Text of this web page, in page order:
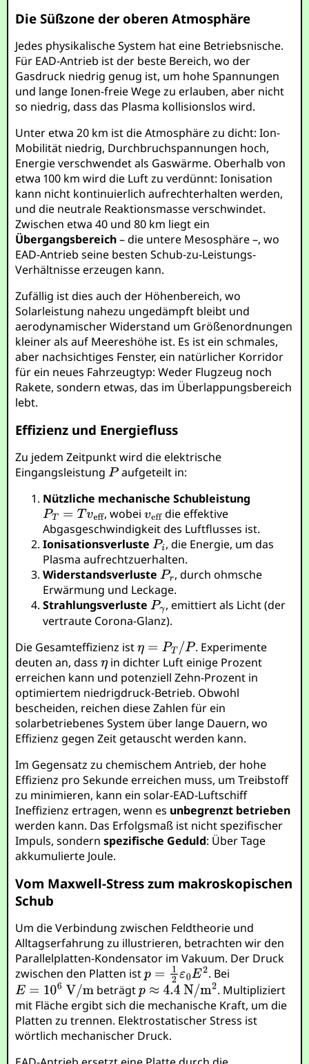
Die Süßzone der oberen Atmosphäre
Jedes physikalische System hat eine Betriebsnische.
Für EAD-Antrieb ist der beste Bereich, wo der
Gasdruck niedrig genug ist, um hohe Spannungen
und lange Ionen-freie Wege zu erlauben, aber nicht
so niedrig, dass das Plasma kollisionslos wird.
Unter etwa 20 km ist die Atmosphäre zu dicht: Ion-
Mobilität niedrig, Durchbruchspannungen hoch,
Energie verschwendet als Gaswärme. Oberhalb von
etwa 100 km wird die Luft zu verdünnt: Ionisation
kann nicht kontinuierlich aufrechterhalten werden,
und die neutrale Reaktionsmasse verschwindet.
Zwischen etwa 40 und 80 km liegt ein
Übergangsbereich– die untere Mesosphäre –, wo
EAD-Antrieb seine besten Schub-zu-Leistungs-
Verhältnisse erzeugen kann.
Zufällig ist dies auch der Höhenbereich, wo
Solarleistung nahezu ungedämpft bleibt und
aerodynamischer Widerstand um Größenordnungen
kleiner als auf Meereshöhe ist. Es ist ein schmales,
aber nachsichtiges Fenster, ein natürlicher Korridor
für ein neues Fahrzeugtyp: Weder Flugzeug noch
Rakete, sondern etwas, das im Überlappungsbereich
lebt.
Effizienz und Energiefluss
Zu jedem Zeitpunkt wird die elektrische
Eingangsleistung
aufgeteilt in:
Nützliche mechanische Schubleistung
, wobei
die effektive
Abgasgeschwindigkeit des Luftflusses ist.
Ionisationsverluste
, die Energie, um das
Plasma aufrechtzuerhalten.
Widerstandsverluste
, durch ohmsche
Erwärmung und Leckage.
Strahlungsverluste
, emittiert als Licht (der
vertraute Corona-Glanz).
Die Gesamteffizienz ist
. Experimente
deuten an, dass
in dichter Luft einige Prozent
erreichen kann und potenziell Zehn-Prozent in
optimiertem niedrigdruck-Betrieb. Obwohl
bescheiden, reichen diese Zahlen für ein
solarbetriebenes System über lange Dauern, wo
Effizienz gegen Zeit getauscht werden kann.
Im Gegensatz zu chemischem Antrieb, der hohe
Effizienz pro Sekunde erreichen muss, um Treibstoff
zu minimieren, kann ein solar-EAD-Luftschiff
Ineffizienz ertragen, wenn es unbegrenzt betrieben
werden kann. Das Erfolgsmaß ist nicht spezifischer
Impuls, sondernspezifische Geduld: Über Tage
akkumulierte Joule.
Vom Maxwell-Stress zum makroskopischen
Schub
Um die Verbindung zwischen Feldtheorie und
Alltagserfahrung zu illustrieren, betrachten wir den
Parallelplatten-Kondensator im Vakuum. Der Druck
zwischen den Platten ist
. Bei
beträgt
. Multipliziert
mit Fläche ergibt sich die mechanische Kraft, um die
Platten zu trennen. Elektrostatischer Stress ist
wörtlich mechanischer Druck.